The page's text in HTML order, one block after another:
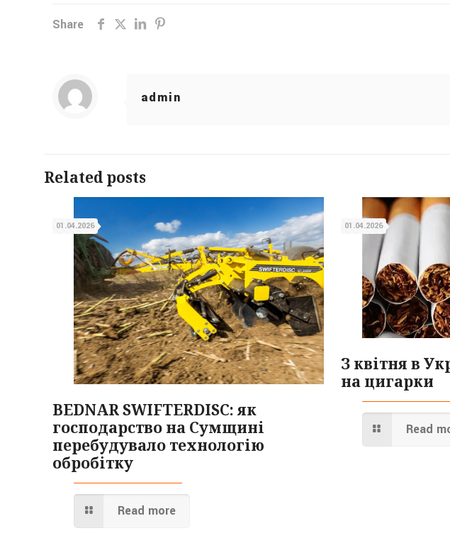
Share
admin
Related posts
01.04.2026
BEDNAR SWIFTERDISC: як
господарство на Сумщині
перебудувало технологію
обробітку
Read more
01.04.2026
З квітня в
на цигарки
Read